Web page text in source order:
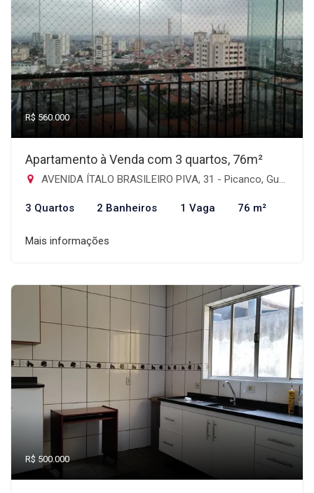
R$ 560.000
Apartamento à Venda com 3 quartos, 76m²
AVENIDA ÍTALO BRASILEIRO PIVA, 31 - Picanco, Guarulhos-SP
3 Quartos 2 Banheiros 1 Vaga 76 m²
Mais informações
R$ 500.000